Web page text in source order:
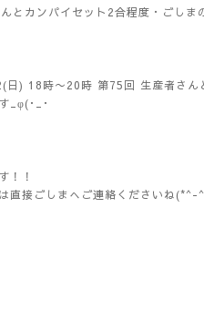
とカンパイセット2合程度・ごしま
) 18時〜20時 第75回 生産者さん
_φ(･_･
！！
直接ごしまへご連絡くださいね(*^-